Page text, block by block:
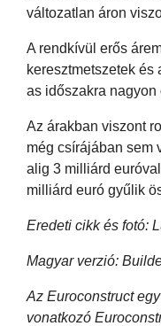
változatlan áron
A rendkívül erős
keresztmetszetek
as időszakra
Az árakban viszont
még csírájában sem
alig 3 milliárd
milliárd euró gyűlik
Eredeti cikk és fotó:
Magyar verzió:
Az Euroconstruct
vonatkozó